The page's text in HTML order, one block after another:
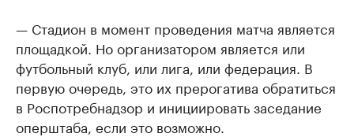
— Стадион в момент проведения матча является
площадкой. Но организатором является или
футбольный клуб, или лига, или федерация. В
первую очередь, это их прерогатива обратиться
в Роспотребнадзор и инициировать заседание
оперштаба, если это возможно.